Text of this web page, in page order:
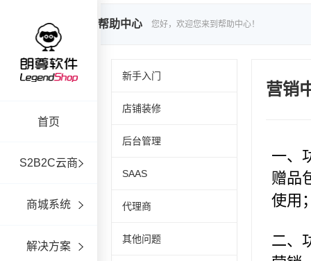
首页
S2B2C云商
商城系统
解决方案
帮助中心 您好，欢迎您来到帮助中心！
新手入门
店铺装修
后台管理
SAAS
代理商
其他问题
营销